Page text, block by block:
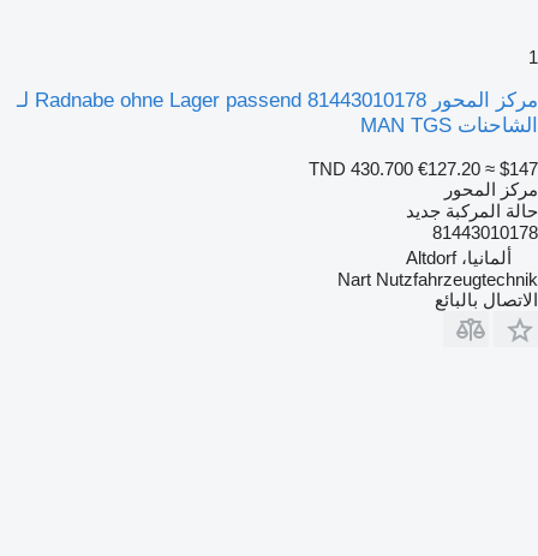
1
مركز المحور Radnabe ohne Lager passend 81443010178 لـ
الشاحنات MAN TGS
TND 430.700 €127.20 ≈ $147
مركز المحور
حالة المركبة جديد
81443010178
ألمانيا، Altdorf
Nart Nutzfahrzeugtechnik
الاتصال بالبائع